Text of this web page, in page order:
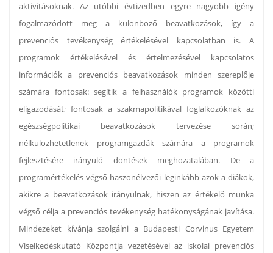
aktivitásoknak. Az utóbbi évtizedben egyre nagyobb igény
fogalmazódott meg a különböző beavatkozások, így a
prevenciós tevékenység értékelésével kapcsolatban is. A
programok értékelésével és értelmezésével kapcsolatos
információk a prevenciós beavatkozások minden szereplője
számára fontosak: segítik a felhasználók programok közötti
eligazodását; fontosak a szakmapolitikával foglalkozóknak az
egészségpolitikai beavatkozások tervezése során;
nélkülözhetetlenek programgazdák számára a programok
fejlesztésére irányuló döntések meghozatalában. De a
programértékelés végső haszonélvezői leginkább azok a diákok,
akikre a beavatkozások irányulnak, hiszen az értékelő munka
végső célja a prevenciós tevékenység hatékonyságának javítása.
Mindezeket kívánja szolgálni a Budapesti Corvinus Egyetem
Viselkedéskutató Központja vezetésével az iskolai prevenciós